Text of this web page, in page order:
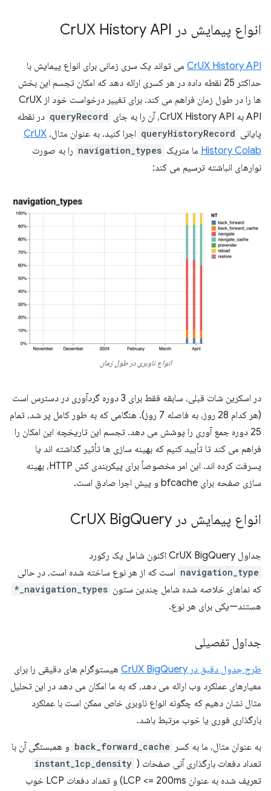
انواع پیمایش در Cr UX History API
CrUX History API می تواند یک سری زمانی برای انواع پیمایش با
حداکثر 25 نقطه داده در هر کسری ارائه دهد که امکان تجسم این بخش
ها را در طول زمان فراهم می کند. برای تغییر درخواست خود از CrUX
API به CrUX History API، آن را به جای
queryRecord در نقطه
پایانی queryHistoryRecord اجرا کنید. به عنوان مثال، CrUX
History Colab ما متریک navigation_types را به صورت
نوارهای انباشته ترسیم می کند:
انواع ناوبری در طول زمان
در اسکرین شات قبلی، سابقه فقط برای 3 دوره گردآوری در دسترس است
(هر کدام 28 روز، به فاصله 7 روز). هنگامی که به طور کامل پر شد، تمام
25 دوره جمع آوری را پوشش می دهد. تجسم این تاریخچه این امکان را
فراهم می کند تا تأیید کنیم که بهینه سازی ها تأثیر گذاشته اند یا
پسرفت کرده اند. این امر مخصوصاً برای پیکربندی کش HTTP، بهینه
سازی صفحه برای bfcache و پیش اجرا صادق است.
انواع پیمایش در Cr UX BigQuery
جداول CrUX BigQuery اکنون شامل یک رکورد
navigation_type است که از هر نوع ساخته شده است، در حالی
که نماهای خلاصه شده شامل چندین ستون navigation_types_*
هستند—یکی برای هر نوع.
جداول تفصیلی
طرح جدول دقیق در CrUX BigQuery
هیستوگرام های دقیقی را برای
معیارهای عملکرد وب ارائه می دهد، که به ما امکان می دهد در این تحلیل
مثال نشان دهیم که چگونه انواع ناوبری خاص ممکن است با عملکرد
بارگذاری فوری یا خوب مرتبط باشد.
به عنوان مثال، ما به کسر back_forward_cache و همبستگی آن با
تعداد دفعات بارگذاری آنی صفحات ( instant_lcp_density
تعریف شده به عنوان LCP <= 200ms) و تعداد دفعات LCP خوب